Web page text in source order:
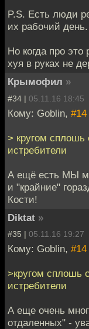
P.S. Есть люди
их рабочий
Но когда про
хуя в руках не
Крымофил »
#34 | 05.11.16 18:45
Кому: Goblin, #14
> кругом сплошь
истребители
А ещё есть МЫ
и "крайние"
Кости!
Diktat »
#35 | 05.11.16 19:27
Кому: Goblin, #14
>кругом сплошь
истребители
А еще очень
отдаленных" -